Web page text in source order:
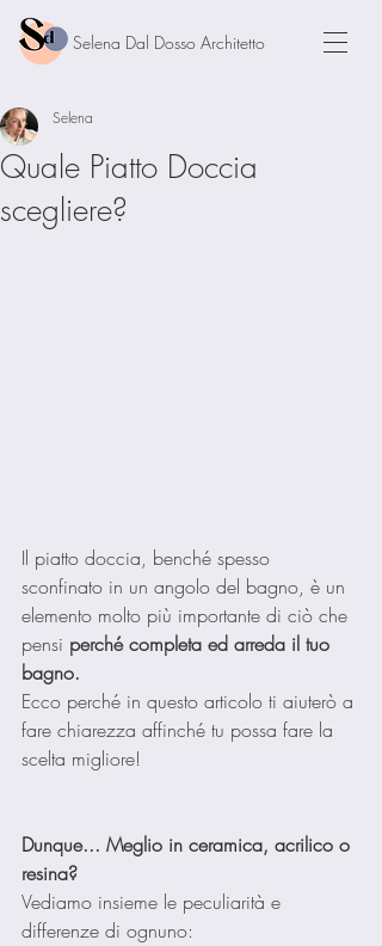
Selena Dal Dosso Architetto
Quale Piatto Doccia
scegliere?
Selena
Il piatto doccia, benché spesso
sconfinato in un angolo del bagno, è un
elemento molto più importante di ciò che
pensi perché completa ed arreda il tuo
bagno.
Ecco perché in questo articolo ti aiuterò a
fare chiarezza affinché tu possa fare la
scelta migliore!
Dunque... Meglio in ceramica, acrilico o
resina?
Vediamo insieme le peculiarità e
differenze di ognuno: